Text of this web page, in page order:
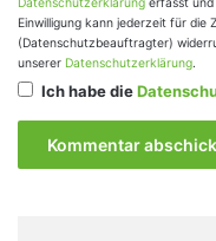
Datenschutzerklärung erfasst
Einwilligung kann jederzeit für die
(Datenschutzbeauftragter)
unserer Datenschutzerklärung.
Ich habe die